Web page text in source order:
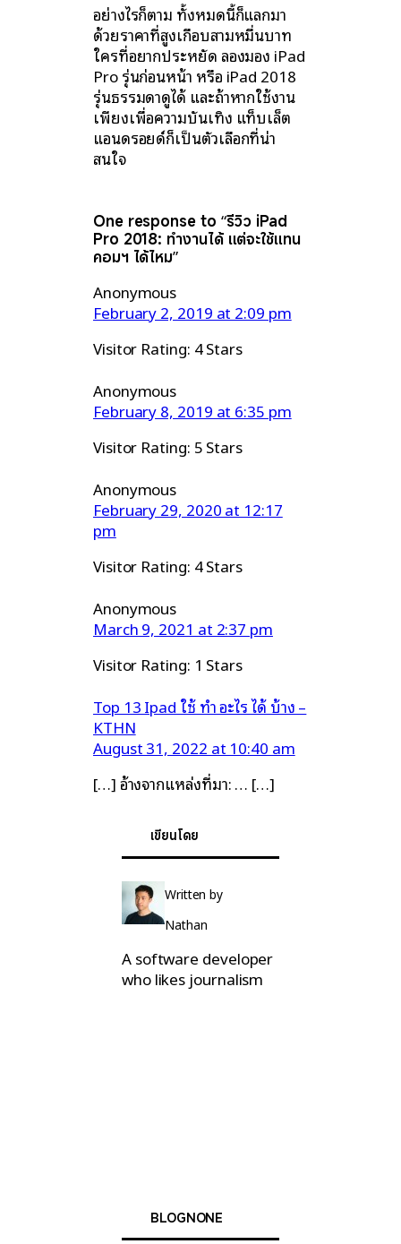
อย่างไรก็ตาม ทั้งหมดนี้ก็แลกมา
ด้วยราคาที่สูงเกือบสามหมื่นบาท
ใครที่อยากประหยัด ลองมอง iPad
Pro รุ่นก่อนหน้า หรือ iPad 2018
รุ่นธรรมดาดูได้ และถ้าหากใช้งาน
เพียงเพื่อความบันเทิง แท็บเล็ต
แอนดรอยด์ก็เป็นตัวเลือกที่น่า
สนใจ
One response to “รีวิว iPad
Pro 2018: ทำงานได้ แต่จะใช้แทน
คอมฯ ได้ไหม”
Anonymous
February 2, 2019 at 2:09 pm
Visitor Rating: 4 Stars
Anonymous
February 8, 2019 at 6:35 pm
Visitor Rating: 5 Stars
Anonymous
February 29, 2020 at 12:17
pm
Visitor Rating: 4 Stars
Anonymous
March 9, 2021 at 2:37 pm
Visitor Rating: 1 Stars
Top 13 Ipad ใช้ ทํา อะไร ได้ บ้าง –
KTHN
August 31, 2022 at 10:40 am
[…] อ้างจากแหล่งที่มา: … […]
เขียนโดย
Written by
Nathan
A software developer
who likes journalism
BLOGNONE